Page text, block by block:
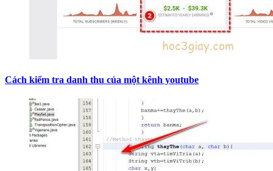
Cách kiểm tra danh thu của một kênh youtube